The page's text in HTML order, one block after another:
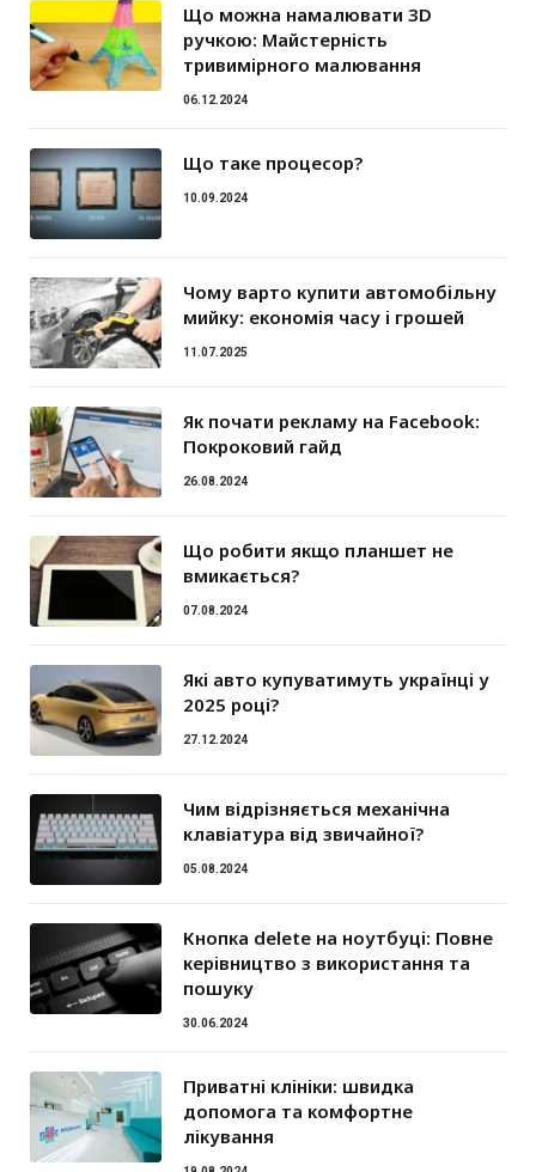
Що можна намалювати 3D
ручкою: Майстерність
тривимірного малювання
06.12.2024
Що таке процесор?
10.09.2024
Чому варто купити автомобільну
мийку: економія часу і грошей
11.07.2025
Як почати рекламу на Facebook:
Покроковий гайд
26.08.2024
Що робити якщо планшет не
вмикається?
07.08.2024
Які авто купуватимуть українці у
2025 році?
27.12.2024
Чим відрізняється механічна
клавіатура від звичайної?
05.08.2024
Кнопка delete на ноутбуці: Повне
керівництво з використання та
пошуку
30.06.2024
Приватні клініки: швидка
допомога та комфортне
лікування